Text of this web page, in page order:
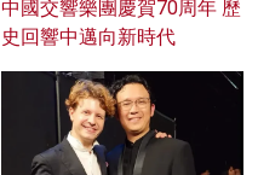
中國交響樂團慶賀70周年 歷
史回響中邁向新時代